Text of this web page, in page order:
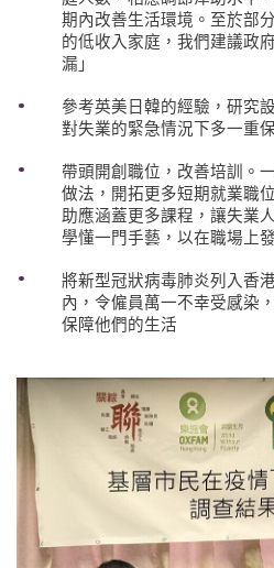
期內改善生活環境。至於部
的低收入家庭，我們建議政
漏」
參考英美日韓的經驗，研究
對失業的緊急情況下多一重
帶頭開創職位，改善培訓。
做法，開拓更多短期就業職
助應涵蓋更多課程，讓失業
學懂一門手藝，以在職場上
將新型冠狀病毒肺炎列入香
內，令僱員萬一不幸受感染
保障他們的生活